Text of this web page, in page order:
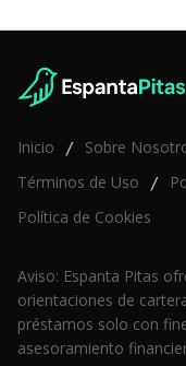
Inicio / Sobre
Términos de Uso /
Política de Cookies
Aviso: Espanta Pitas
orientaciones de
préstamos solo con
asesoramiento